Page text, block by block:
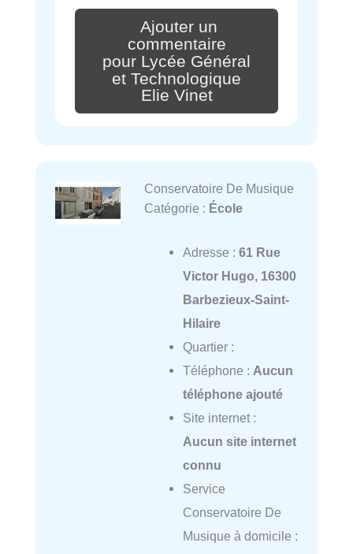
Ajouter un
commentaire
pour Lycée Général
et Technologique
Elie Vinet
Conservatoire De Musique
Catégorie : École
Adresse : 61 Rue
Victor Hugo, 16300
Barbezieux-Saint-
Hilaire
Quartier :
Téléphone : Aucun
téléphone ajouté
Site internet :
Aucun site internet
connu
Service
Conservatoire De
Musique à domicile :